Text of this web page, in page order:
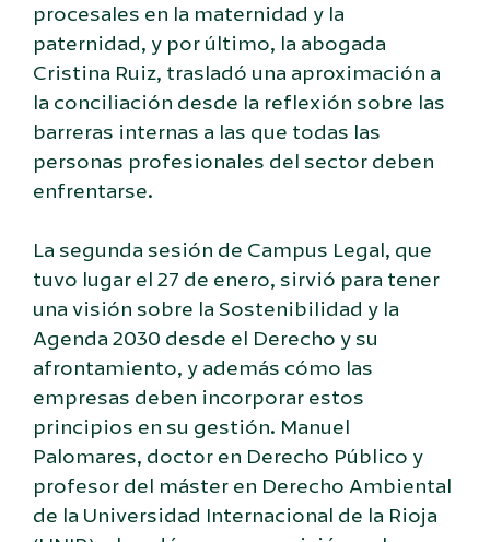
procesales en la maternidad y la
paternidad, y por último, la abogada
Cristina Ruiz, trasladó una aproximación a
la conciliación desde la reflexión sobre las
barreras internas a las que todas las
personas profesionales del sector deben
enfrentarse.
La segunda sesión de Campus Legal, que
tuvo lugar el 27 de enero, sirvió para tener
una visión sobre la Sostenibilidad y la
Agenda 2030 desde el Derecho y su
afrontamiento, y además cómo las
empresas deben incorporar estos
principios en su gestión. Manuel
Palomares, doctor en Derecho Público y
profesor del máster en Derecho Ambiental
de la Universidad Internacional de la Rioja